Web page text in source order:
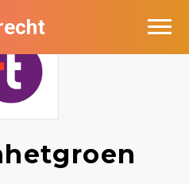
Dordrecht